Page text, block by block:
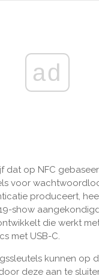
ad
dat op NFC
voor
produceert,
show
die werkt
met USB-C.
kunnen op
deze aan te